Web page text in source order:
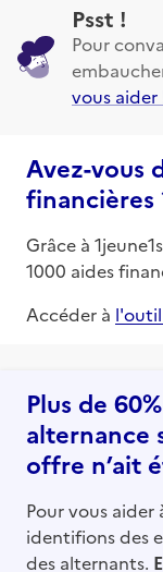
Psst !
Pour
vous aider
Avez-vous
financières
Grâce à
1000 aides
Accéder à
Plus de
alternance
offre n’ait
Pour vous
identifions des
des alternants.